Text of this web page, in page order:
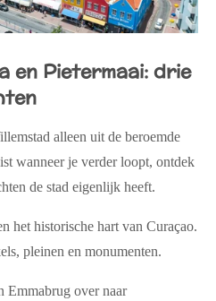
en Pietermaai: drie
alleen uit de beroemde
wanneer je verder loopt, ontdek
de stad eigenlijk heeft.
het historische hart van Curaçao.
pleinen en monumenten.
Emmabrug over naar